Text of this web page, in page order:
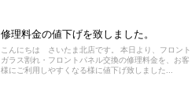
修理料金の値下げを致しました。
こんにちは さいたま北店です。 本日より、フロント
ガラス割れ・フロントパネル交換の修理料金を、お客
様にご利用しやすくなる様に値下げ致しました...